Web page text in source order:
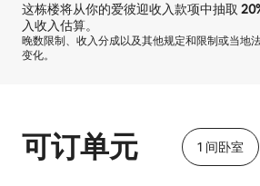
这栋楼将从你的爱彼迎收入款项中抽取
入收入估算。
晚数限制、收入分成以及其他规定和限制或当地
变化。
可订单元 1 间卧室